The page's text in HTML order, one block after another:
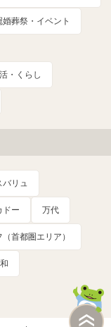
婚葬祭・イベント
・くらし
バリュ
ドー 万代
（首都圏エリア）